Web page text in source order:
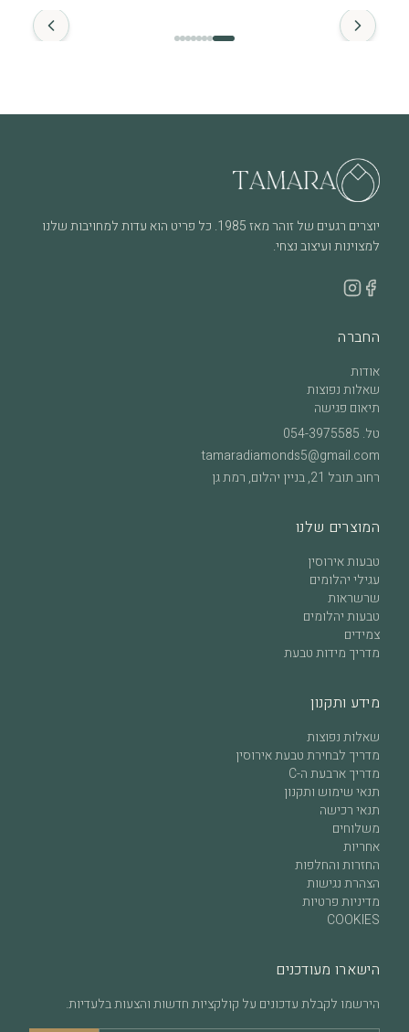
התכשיט מיוצר מזהב איכותי (14K / 18K) ומשובץ ביהלומים טבעיים.
שימוש יומיומי עשוי לגרום לשחיקה טבעית לאורך זמן, וזה חלק
בבדיקה – אנחנו כאן.
יוצרים רגעים של זוהר מאז 1985. כל פריט הוא עדות למחויבות שלנו
למצוינות ועיצוב נצחי.
החברה
אודות
שאלות נפוצות
תיאום פגישה
טל.
tamaradiamonds5@gmail.com
רחוב תובל 21, בניין יהלום, רמת גן
המוצרים שלנו
טבעות אירוסין
עגילי יהלומים
שרשראות
טבעות יהלומים
צמידים
מדריך מידות טבעת
מידע ותקנון
שאלות נפוצות
מדריך לבחירת טבעת אירוסין
מדריך ארבעת ה-C
תנאי שימוש ותקנון
תנאי רכישה
משלוחים
אחריות
החזרות והחלפות
הצהרת נגישות
מדיניות פרטיות
COOKIES
הישארו מעודכנים
הירשמו לקבלת עדכונים על קולקציות חדשות והצעות בלעדיות.